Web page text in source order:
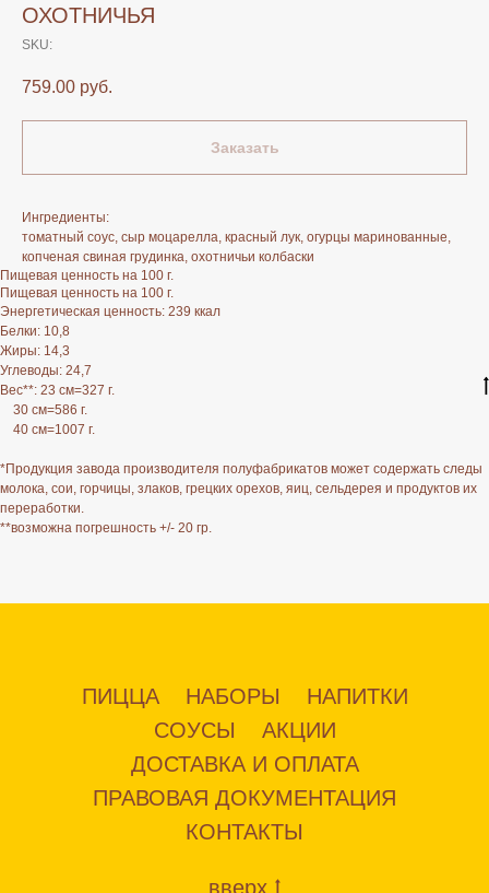
ОХОТНИЧЬЯ
SKU:
759.00 руб.
Заказать
Ингредиенты:
томатный соус, сыр моцарелла, красный лук, огурцы маринованные,
копченая свиная грудинка, охотничьи колбаски
Пищевая ценность на 100 г.
Пищевая ценность на 100 г.
Энергетическая ценность: 239 ккал
Белки: 10,8
Жиры: 14,3
Углеводы: 24,7
Вес**: 23 см=327 г.
30 см=586 г.
40 см=1007 г.
*Продукция завода производителя полуфабрикатов может содержать следы
молока, сои, горчицы, злаков, грецких орехов, яиц, сельдерея и продуктов их
переработки.
**возможна погрешность +/- 20 гр.
ПИЦЦА НАБОРЫ
НАПИТКИ
СОУСЫ
АКЦИИ
ДОСТАВКА И ОПЛАТА
ПРАВОВАЯ ДОКУМЕНТАЦИЯ
КОНТАКТЫ
вверх